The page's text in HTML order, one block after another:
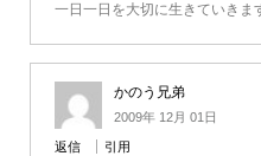
一日一日を大切に生きていきま
かのう兄弟
2009年 12月 01日
返信 引用